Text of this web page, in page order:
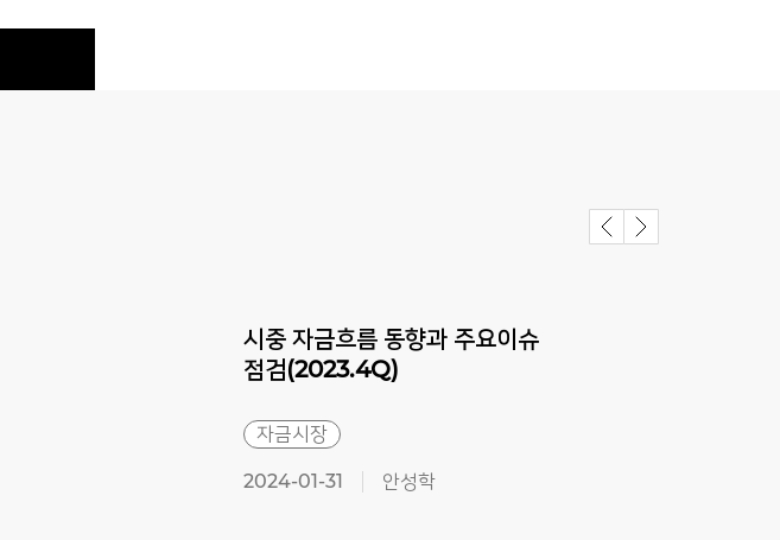
시중 자금흐름 동향과 주요이슈
점검(2023.4Q)
자금시장
2024-01-31 안성학